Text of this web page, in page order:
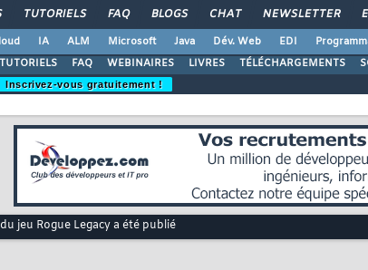
TUTORIELS FAQ BLOGS CHAT NEWSLETTER
IA ALM Microsoft Java Dév. Web EDI
TUTORIELS
FAQ WEBINAIRES LIVRES TÉLÉCHARGEMENTS
Inscrivez-vous gratuitement !
jeu Rogue Legacy a été publié